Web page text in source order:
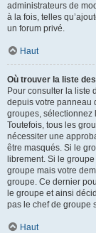
administrateurs de
à la fois, telles
un forum privé.
Haut
Où trouver la liste
Pour consulter la liste
depuis votre panneau
groupes, sélectionnez
Toutefois, tous les
nécessiter une
être masqués. Si le
librement. Si le
groupe mais votre
groupe. Ce dernier
le groupe et ainsi
pas le chef de groupe
Haut